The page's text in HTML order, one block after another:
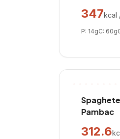
347kcal
P: 14gC: 60g
Pambac
312.6